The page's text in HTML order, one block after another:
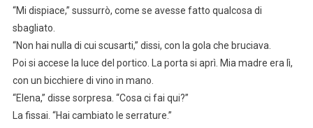
“Mi dispiace,” sussurrò, come se avesse fatto qualcosa di
sbagliato.
“Non hai nulla di cui scusarti,” dissi, con la gola che bruciava.
Poi si accese la luce del portico. La porta si aprì. Mia madre era lì,
con un bicchiere di vino in mano.
“Elena,” disse sorpresa. “Cosa ci fai qui?”
La fissai. “Hai cambiato le serrature.”